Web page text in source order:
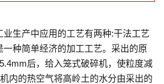
生产中应用的工艺有两种:干法工艺
种简单经济的加工工艺。采出的原
后，给入笼式破碎机，使粒度减
内的热空气将高岭土的水分由采出的